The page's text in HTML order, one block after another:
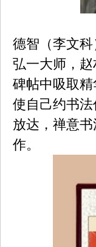
德智（李文
弘一大师，
碑帖中吸取
使自己约书
放达，禅意
作。